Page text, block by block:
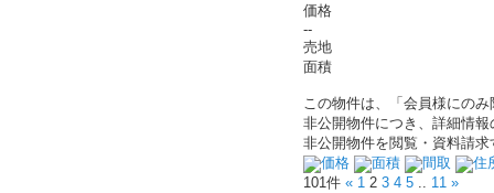
価格
--
売地
面積
この物件は、「会員様にの
非公開物件につき、詳細情
非公開物件を閲覧・資料請
価格
面積 間取
住
101件 « 1 2 3 4 5 11 »